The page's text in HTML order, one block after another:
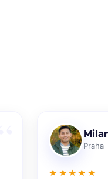
Praha
★★★★★